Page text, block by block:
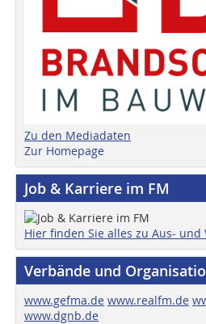
Zu den Mediadaten
Zur Homepage
Job & Karriere im FM
Hier finden Sie alles zu Aus-
Verbände und
www.gefma.de www.realfm.de
www.dgnb.de